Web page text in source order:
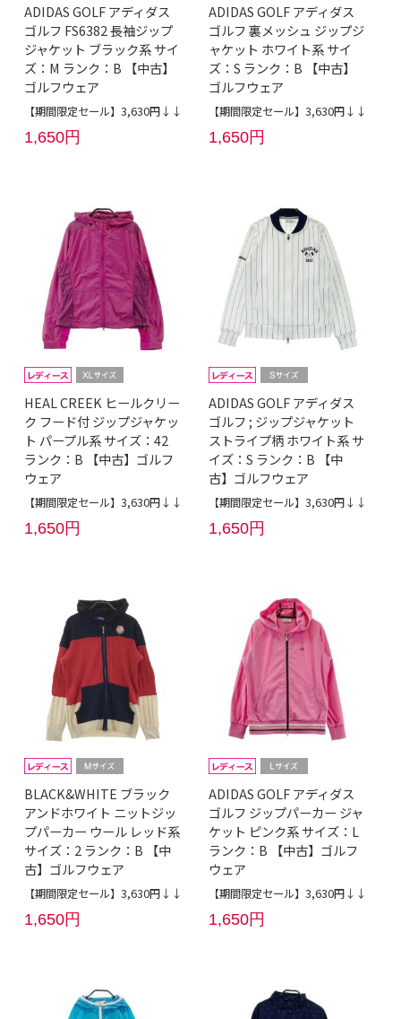
ADIDAS GOLF アディダス
ゴルフ FS6382 長袖ジップ
ジャケット ブラック系 サイ
ズ：M ランク：B 【中古】
ゴルフウェア
【期間限定セール】3,630円↓↓
1,650円
ADIDAS GOLF アディダス
ゴルフ 裏メッシュ ジップジ
ャケット ホワイト系 サイ
ズ：S ランク：B 【中古】
ゴルフウェア
【期間限定セール】3,630円↓↓
1,650円
HEAL CREEK ヒールクリー
ク フード付 ジップジャケッ
ト パープル系 サイズ：42
ランク：B 【中古】ゴルフ
ウェア
【期間限定セール】3,630円↓↓
1,650円
ADIDAS GOLF アディダス
ゴルフ ; ジップジャケット
ストライプ柄 ホワイト系 サ
イズ：S ランク：B 【中
古】ゴルフウェア
【期間限定セール】3,630円↓↓
1,650円
BLACK&WHITE ブラック
アンドホワイト ニットジッ
プパーカー ウール レッド系
サイズ：2 ランク：B 【中
古】ゴルフウェア
【期間限定セール】3,630円↓↓
1,650円
ADIDAS GOLF アディダス
ゴルフ ジップパーカー ジャ
ケット ピンク系 サイズ：L
ランク：B 【中古】ゴルフ
ウェア
【期間限定セール】3,630円↓↓
1,650円